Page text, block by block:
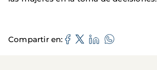
Compartir en